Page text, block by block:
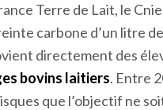
Terre de Lait, le
carbone d’un litre
directement des
bovins laitiers. Entre
que l’objectif ne